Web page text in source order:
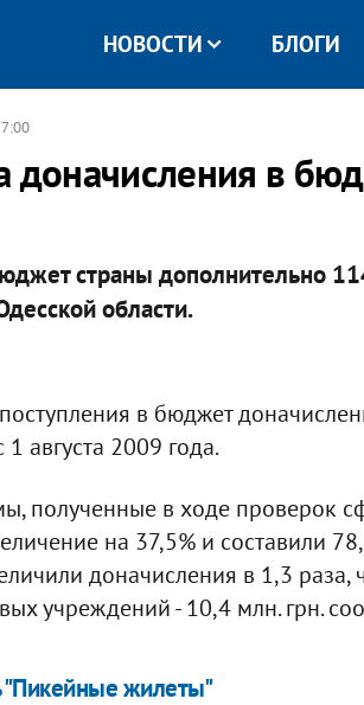
НОВОСТИ БЛОГИ
доначисления в
страны дополнительно
области.
в бюджет
августа 2009 года.
полученные в ходе проверок
на 37,5% и составили
доначисления в 1,3 раза,
учреждений - 10,4 млн. грн.
"Пикейные жилеты"